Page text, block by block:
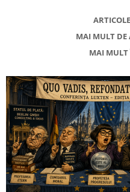
MAI MULT DE
MAI MULT